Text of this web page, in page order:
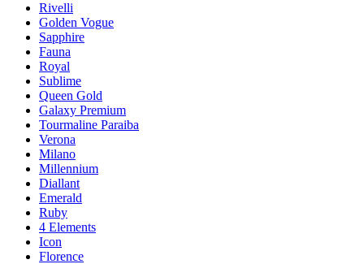
Rivelli
Golden Vogue
Sapphire
Fauna
Royal
Sublime
Queen Gold
Galaxy Premium
Tourmaline Paraiba
Verona
Milano
Millennium
Diallant
Emerald
Ruby
4 Elements
Icon
Florence